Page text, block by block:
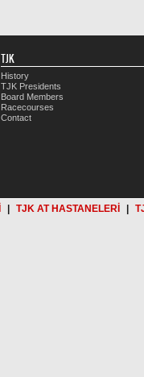
TJK
History
TJK Presidents
Board Members
Racecourses
Contact
TJK AT HASTANELERİ